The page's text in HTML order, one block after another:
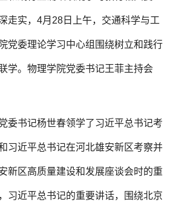
走实，4月28日上午，交通科学与工
党委理论学习中心组围绕树立和践行
学。物理学院党委书记王菲主持会
委书记杨世春领学了习近平总书记考
习近平总书记在河北雄安新区考察并
新区高质量建设和发展座谈会时的重
习近平总书记的重要讲话，围绕北京